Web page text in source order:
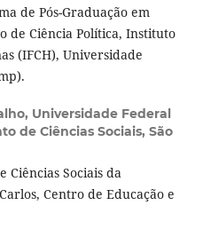
de Pós-Graduação em
de Ciência Política, Instituto
(IFCH), Universidade
Universidade Federal
de Ciências Sociais, São
Ciências Sociais da
Centro de Educação e